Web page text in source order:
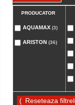
PRODUCATOR
AQUAMAX (3)
ARISTON (36)
(